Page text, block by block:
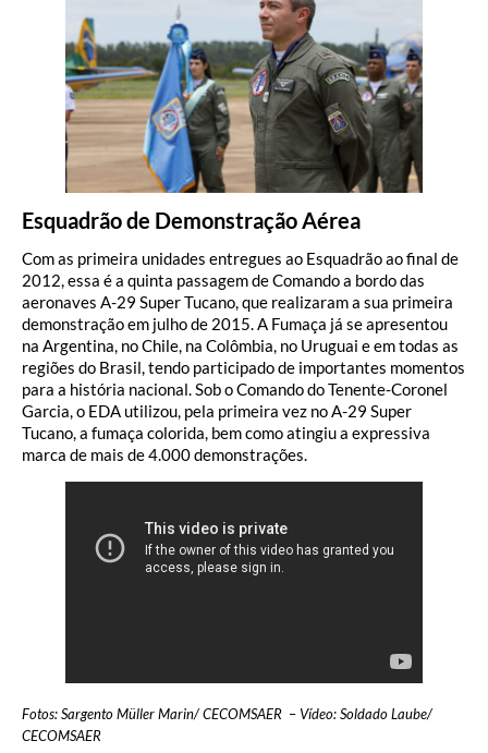
Esquadrão de Demonstração Aérea
Com as primeira unidades entregues ao Esquadrão ao final de
2012, essa é a quinta passagem de Comando a bordo das
aeronaves A-29 Super Tucano, que realizaram a sua primeira
demonstração em julho de 2015. A Fumaça já se apresentou
na Argentina, no Chile, na Colômbia, no Uruguai e em todas as
regiões do Brasil, tendo participado de importantes momentos
para a história nacional.Sob o Comando do Tenente-Coronel
Garcia, o EDA utilizou, pela primeira vez no A-29 Super
Tucano, a fumaça colorida, bem como atingiu a expressiva
marca de mais de 4.000 demonstrações.
Fotos: Sargento Müller Marin/ CECOMSAER – Vídeo: Soldado Laube/
CECOMSAER